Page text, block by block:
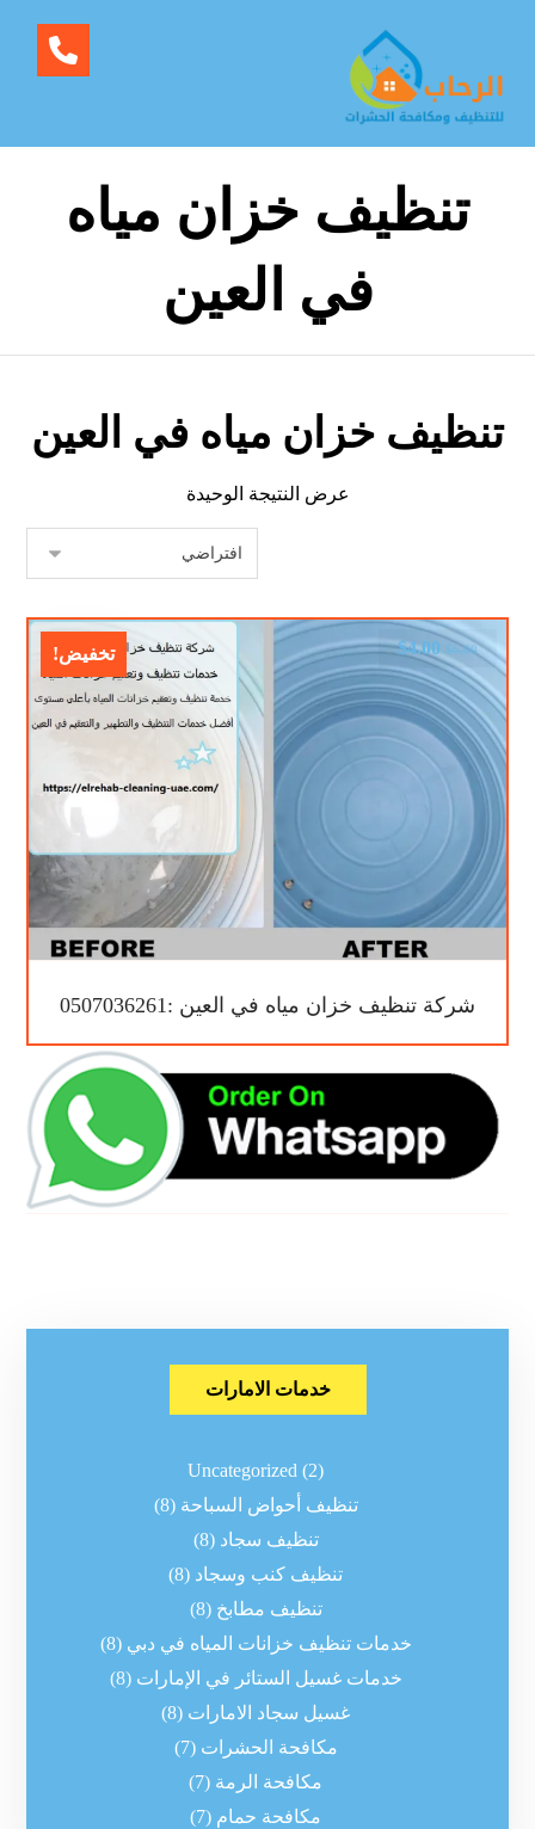
تنظيف خزان مياه
في العين
تنظيف خزان مياه في العين
عرض النتيجة الوحيدة
تخفيض!
شركة تنظيف خزان مياه في العين :0507036261
$6.00
$4.00
خدمات الامارات
Uncategorized (2)
تنظيف أحواض السباحة (8)
تنظيف سجاد (8)
تنظيف كنب وسجاد (8)
تنظيف مطابخ (8)
خدمات تنظيف خزانات المياه في دبي (8)
خدمات غسيل الستائر في الإمارات (8)
غسيل سجاد الامارات (8)
مكافحة الحشرات (7)
مكافحة الرمة (7)
مكافحة حمام (7)